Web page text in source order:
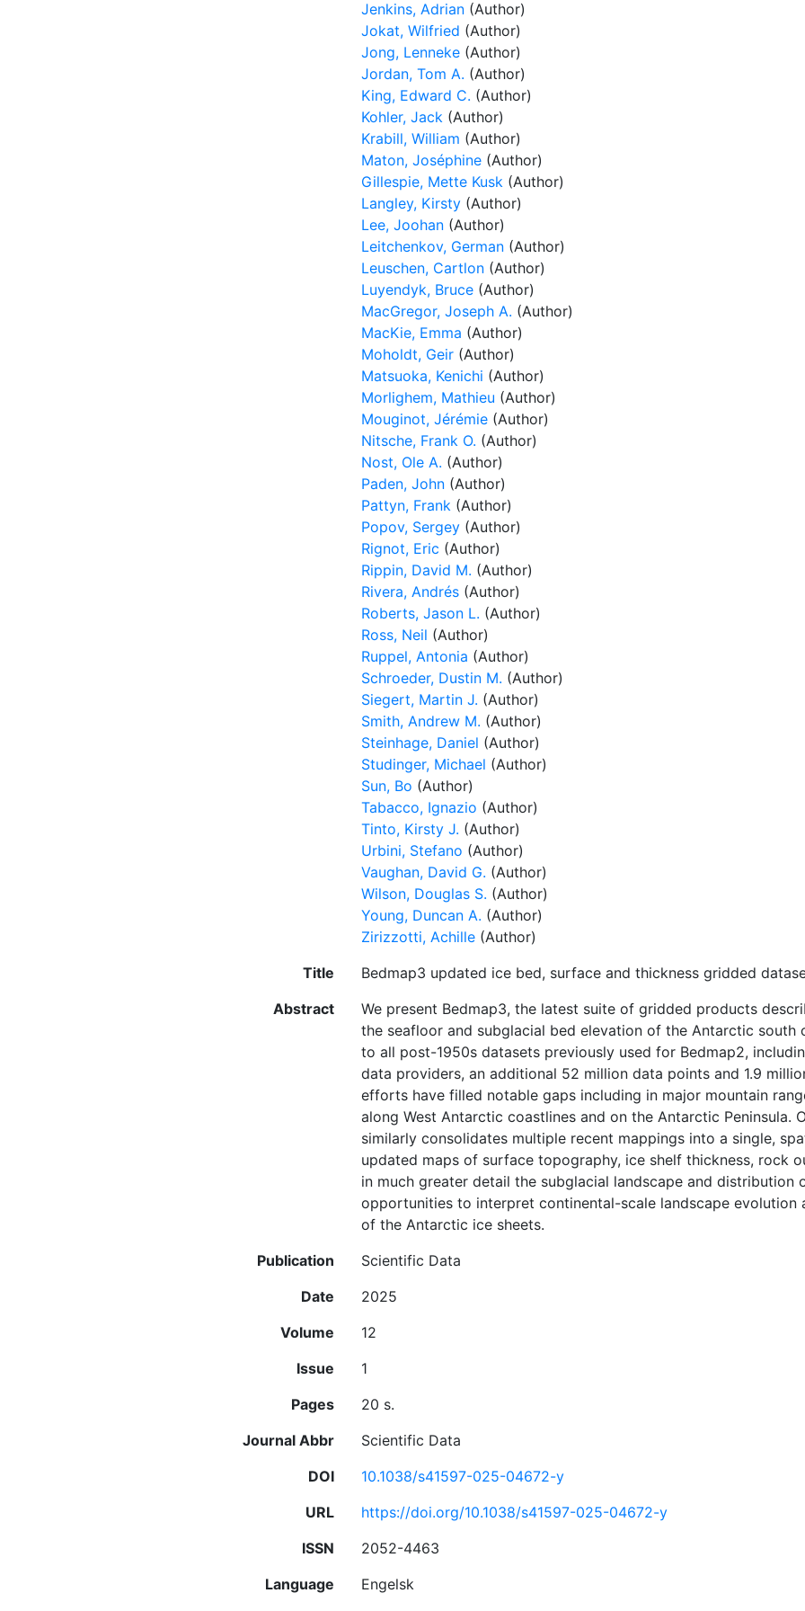
Jenkins, Adrian (Author)
Jokat, Wilfried (Author)
Jong, Lenneke (Author)
Jordan, Tom A. (Author)
King, Edward C. (Author)
Kohler, Jack (Author)
Krabill, William (Author)
Maton, Joséphine (Author)
Gillespie, Mette Kusk (Author)
Langley, Kirsty (Author)
Lee, Joohan (Author)
Leitchenkov, German (Author)
Leuschen, Cartlon (Author)
Luyendyk, Bruce (Author)
MacGregor, Joseph A. (Author)
MacKie, Emma (Author)
Moholdt, Geir (Author)
Matsuoka, Kenichi (Author)
Morlighem, Mathieu (Author)
Mouginot, Jérémie (Author)
Nitsche, Frank O. (Author)
Nost, Ole A. (Author)
Paden, John (Author)
Pattyn, Frank (Author)
Popov, Sergey (Author)
Rignot, Eric (Author)
Rippin, David M. (Author)
Rivera, Andrés (Author)
Roberts, Jason L. (Author)
Ross, Neil (Author)
Ruppel, Antonia (Author)
Schroeder, Dustin M. (Author)
Siegert, Martin J. (Author)
Smith, Andrew M. (Author)
Steinhage, Daniel (Author)
Studinger, Michael (Author)
Sun, Bo (Author)
Tabacco, Ignazio (Author)
Tinto, Kirsty J. (Author)
Urbini, Stefano (Author)
Vaughan, David G. (Author)
Wilson, Douglas S. (Author)
Young, Duncan A. (Author)
Zirizzotti, Achille (Author)
Title
Bedmap3 updated ice bed, surface and thickness gridded
Abstract
We present Bedmap3, the latest suite of gridded products
the seafloor and subglacial bed elevation of the Antarctic south
to all post-1950s datasets previously used for Bedmap2,
data providers, an additional 52 million data points and 1.9
efforts have filled notable gaps including in major mountain
along West Antarctic coastlines and on the Antarctic Peninsula.
similarly consolidates multiple recent mappings into a single,
updated maps of surface topography, ice shelf thickness, rock
in much greater detail the subglacial landscape and distribution
opportunities to interpret continental-scale landscape
of the Antarctic ice sheets.
Publication
Scientific Data
Date
2025
Volume
12
Issue
1
Pages
20 s.
Journal Abbr
Scientific Data
DOI
10.1038/s41597-025-04672-y
URL
https://doi.org/10.1038/s41597-025-04672-y
ISSN
2052-4463
Language
Engelsk